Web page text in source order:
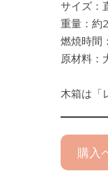
サイズ：
重量：約
燃焼時間
原材料：
木箱は「
購入